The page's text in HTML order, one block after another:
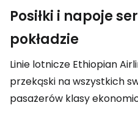
Posiłki i napoje
pokładzie
Linie lotnicze Ethiopian
przekąski na wszystkich
pasażerów klasy